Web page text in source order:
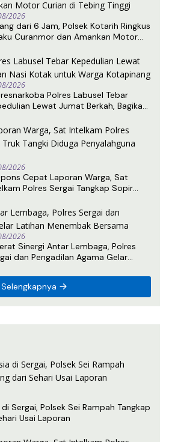
2026
dari 6 Jam, Polsek Kotarih Ringkus
Curanmor dan Amankan Motor
2026
Polres Labusel Tebar
Lewat Jumat Berkah, Bagikan
2026
Cepat Laporan Warga, Sat
Polres Sergai Tangkap Sopir
2026
Sinergi Antar Lembaga, Polres
dan Pengadilan Agama Gelar
Selengkapnya
Sergai, Polsek Sei Rampah Tangkap
Usai Laporan